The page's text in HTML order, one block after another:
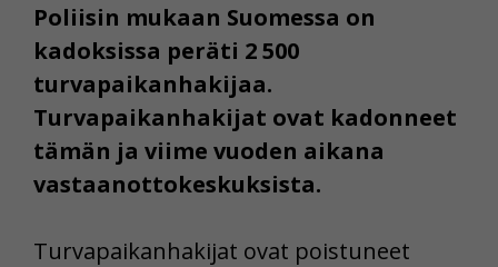
Poliisin mukaan Suomessa on
kadoksissa peräti 2 500
turvapaikanhakijaa.
Turvapaikanhakijat ovat kadonneet
tämän ja viime vuoden aikana
vastaanottokeskuksista.
Turvapaikanhakijat ovat poistuneet